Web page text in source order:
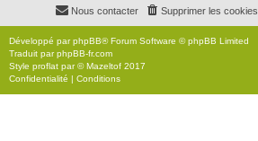
Supprimer les cookies
Nous contacter
Développé parphpBB® Forum Software © phpBB Limited
Traduit parphpBB-fr.com
Style proflat par ©Mazeltof 2017
Confidentialité | Conditions